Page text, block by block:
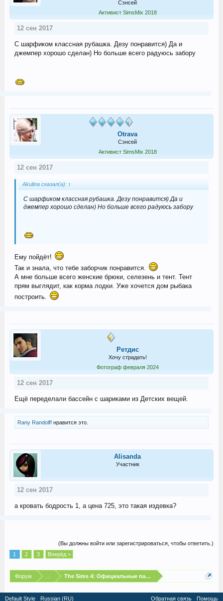
Сэнсей
Активист SimsMix 2018
12 сен 2017
С шарфиком классная рубашка. Дезу понравится) Да и
джемпер хорошо сделан) Но больше всего радуюсь забору
Otrava
Сэнсей
Активист SimsMix 2018
12 сен 2017
Akulina сказал(а): ↑
С шарфиком классная рубашка. Дезу понравится) Да и
джемпер хорошо сделан) Но больше всего радуюсь забору
Ему пойдёт!
Так и знала, что тебе заборчик понравится.
А мне больше всего женские брюки, селезень и тент. Тент
прям выглядит, как корма лодки. Уже хочется дом рыбака
построить.
Ретдис
Хочу страдать!
Фотограф февраля 2024
12 сен 2017
Ещё переделали бассейн с шариками из Детских вещей.
Rany Randolffнравится это.
Alisanda
Участник
12 сен 2017
а кровать бодрость 1, а цена 725, это такая издевка?
(Вы должны войти или зарегистрироваться, чтобы ответить.)
1
2 3 Вперёд >
Форум The Sims 4: Официальные патчи и бесплатные
Default Style Russian (RU) Обратная связь Помощь